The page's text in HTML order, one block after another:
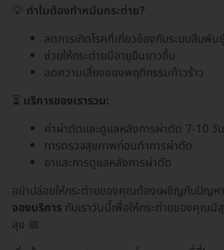
💡 ทำไมต้องทำหมันกระต่าย?
ลดการเกิดโรคที่เกี่ยวข้องกับระบบสืบพันธุ์
ช่วยให้กระต่ายมีอายุยืนยาวขึ้น
ลดความเสี่ยงของพฤติกรรมก้าวร้าว
⏳ บริการของเรารวม:
ค่าผ่าตัดและดูแลหลังการผ่าตัด 7-10 วัน
การตรวจสุขภาพก่อนทำการผ่าตัด
ยาและการดูแลหลังการผ่าตัด
อย่าปล่อยให้กระต่ายของคุณต้องเผชิญกับปัญห
จองบริการ กับเราวันนี้เพื่อให้กระต่ายของคุณ
สุข 📅